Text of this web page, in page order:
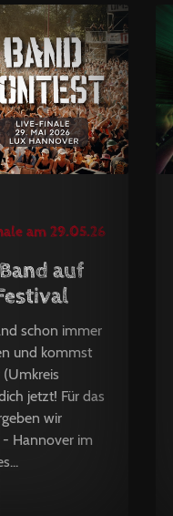
am 29.05.26
auf
schon immer
und kommst
jetzt! Für das
wir
Hannover im